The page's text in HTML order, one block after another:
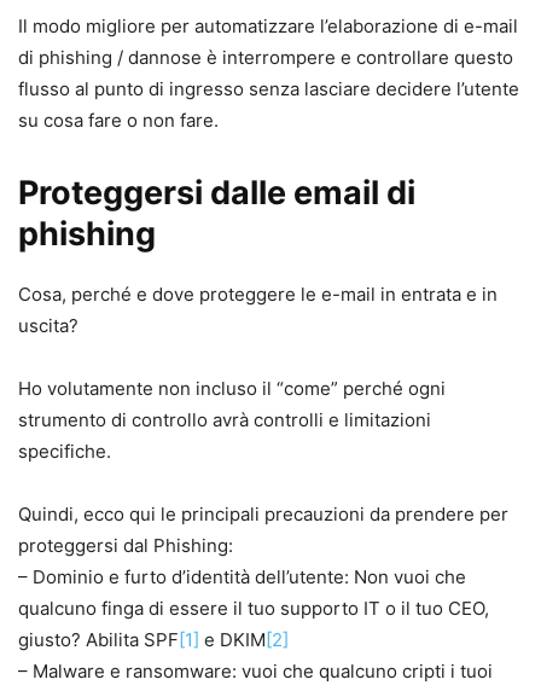
Il modo migliore per automatizzare l’elaborazione di e-mail
di phishing / dannose è interrompere e controllare questo
flusso al punto di ingresso senza lasciare decidere l’utente
su cosa fare o non fare.
Proteggersi dalle email di
phishing
Cosa, perché e dove proteggere le e-mail in entrata e in
uscita?
Ho volutamente non incluso il “come” perché ogni
strumento di controllo avrà controlli e limitazioni
specifiche.
Quindi, ecco qui le principali precauzioni da prendere per
proteggersi dal Phishing:
– Dominio e furto d’identità dell’utente: Non vuoi che
qualcuno finga di essere il tuo supporto IT o il tuo CEO,
giusto? Abilita SPF[1] e DKIM[2]
– Malware e ransomware: vuoi che qualcuno cripti i tuoi